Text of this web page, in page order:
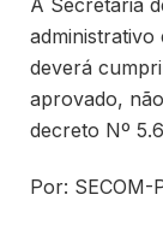
A Secretaria
administrativo
deverá
aprovado,
decreto Nº
Por: SECOM-